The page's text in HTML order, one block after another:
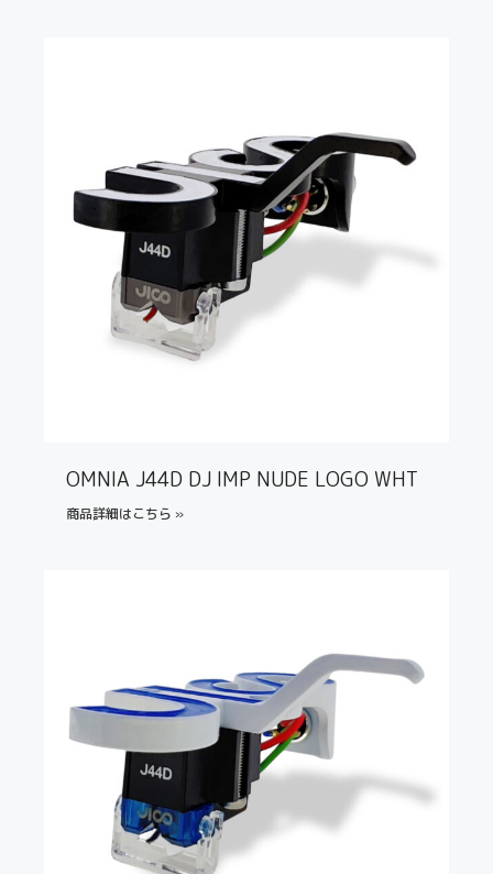
OMNIA J44D DJ IMP NUDE LOGO WHT
商品詳細はこちら »